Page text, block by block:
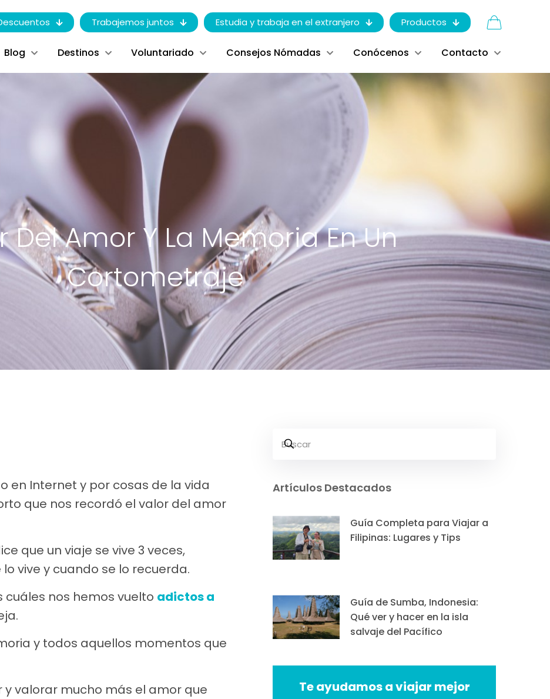
Trabajemos juntos Estudia y trabaja en el extranjero Productos
Blog Destinos Voluntariado Consejos Nómadas Conócenos Contacto
Del Amor Y La Memoria En Un
Cortometraje
en Internet y por cosas de la vida
que nos recordó el valor del amor
que un viaje se vive 3 veces,
vive y cuando se lo recuerda.
cuáles nos hemos vuelto adictos a
y todos aquellos momentos que
valorar mucho más el amor que
Artículos Destacados
Guía Completa para Viajar a
Filipinas: Lugares y Tips
Guía de Sumba, Indonesia:
Qué ver y hacer en la isla
salvaje del Pacífico
Te ayudamos a viajar mejor